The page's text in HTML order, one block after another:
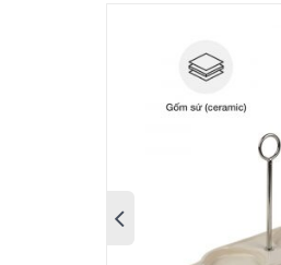
Thương hiệu:PEUGEOT
27896
Pháp